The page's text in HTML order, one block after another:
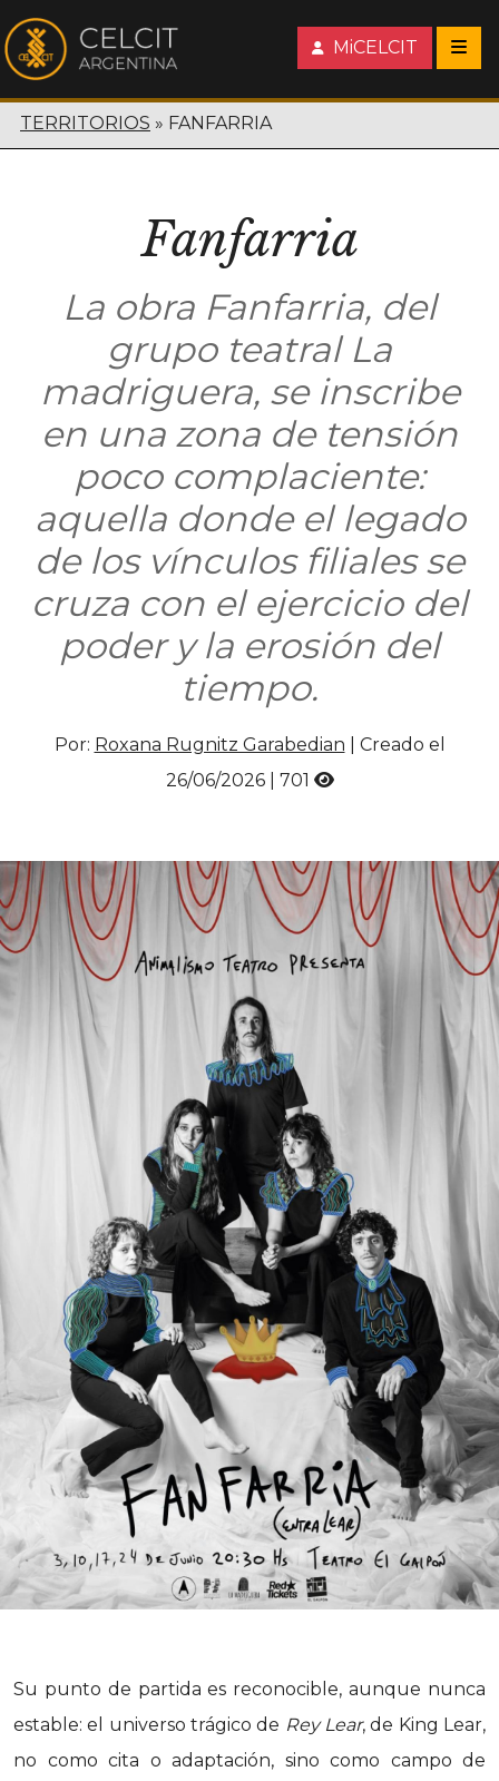
MiCELCIT
TERRITORIOS FANFARRIA
Fanfarria
La obra Fanfarria, del
grupo teatral La
madriguera, se inscribe
en una zona de tensión
poco complaciente:
aquella donde el legado
de los vínculos filiales se
cruza con el ejercicio del
poder y la erosión del
tiempo.
Por: Roxana Rugnitz Garabedian | Creado el
26/06/2026 | 701
Su punto de partida es reconocible, aunque nunca
estable: el universo trágico de Rey Lear, de King Lear,
no como cita o adaptación, sino como campo de